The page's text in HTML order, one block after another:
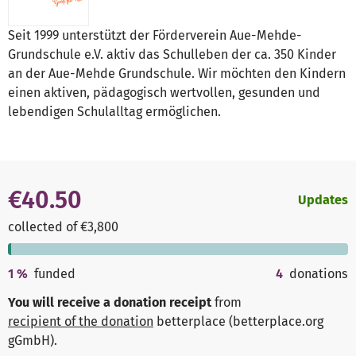
Seit 1999 unterstützt der Förderverein Aue-Mehde-
Grundschule e.V. aktiv das Schulleben der ca. 350 Kinder
an der Aue-Mehde Grundschule. Wir möchten den Kindern
einen aktiven, pädagogisch wertvollen, gesunden und
lebendigen Schulalltag ermöglichen.
€40.50
collected of €3,800
Updates
1 % funded 4 donations
You will receive a donation receipt from
recipient of the donation betterplace (betterplace.org
gGmbH).